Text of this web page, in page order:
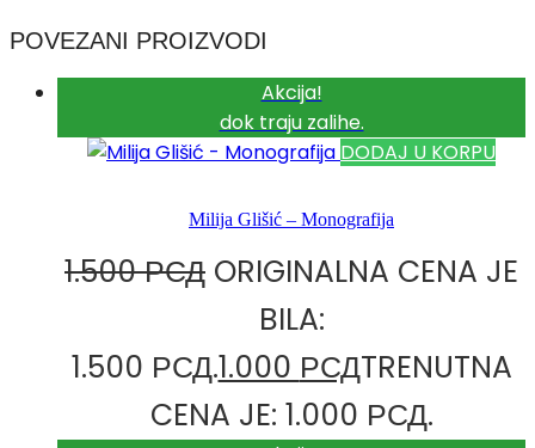
POVEZANI PROIZVODI
Akcija!
dok traju zalihe.
DODAJ U KORPU
Milija Glišić – Monografija
1.500РСД ORIGINALNA CENA JE
BILA:
1.500 РСД.1.000 РСДTRENUTNA
CENA JE: 1.000 РСД.